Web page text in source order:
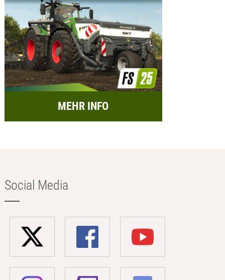
MEHR INFO
Social Media